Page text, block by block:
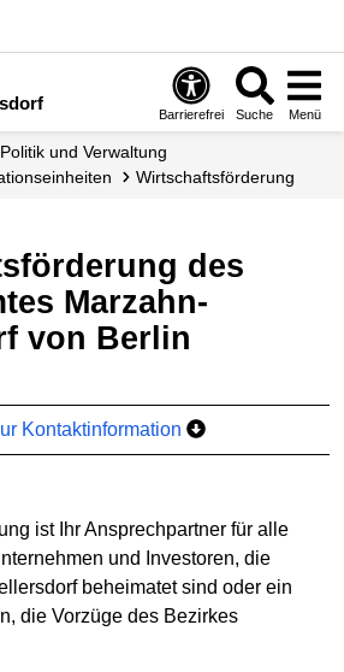
Barrierefrei Suche Menü
Politik und Verwaltung
Wirtschafts­förderung
Marzahn-
von Berlin
Kontaktinformation
ist Ihr Ansprechpartner für alle
und Investoren, die
beheimatet sind oder ein
die Vorzüge des Bezirkes